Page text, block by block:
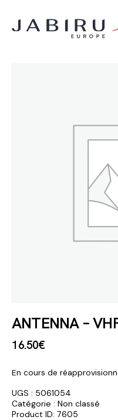
Accueil Non classé
ANTENNA –
16.50€
En cours de
UGS : 5061054
Catégorie : Non classé
Product ID: 7605